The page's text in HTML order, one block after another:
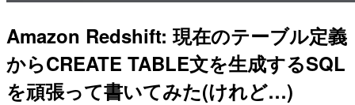
Amazon Redshift: 現在のテーブル定義
からCREATE TABLE文を生成するSQL
を頑張って書いてみた(けれど…)